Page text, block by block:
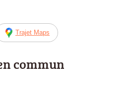
Trajet Maps
commun